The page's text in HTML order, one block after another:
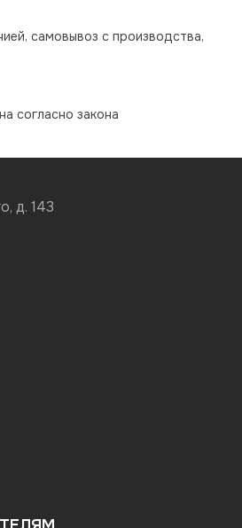
самовывоз с производства,
согласно закона
д. 143